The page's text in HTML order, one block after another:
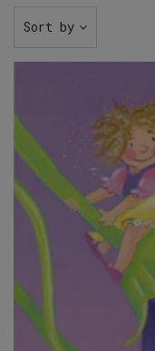
Sort by